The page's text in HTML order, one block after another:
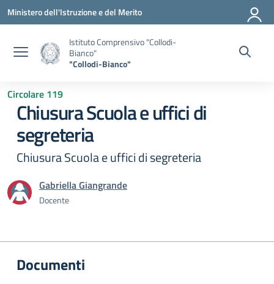
Vai ai contenuti
Vai al menu di navigazione
Vai al footer
Ministero dell'Istruzione e del Merito
Istituto Comprensivo "Collodi-
Bianco"
"Collodi-Bianco"
Circolare 119
Chiusura Scuola e uffici di
segreteria
Chiusura Scuola e uffici di segreteria
Gabriella Giangrande
Docente
Documenti